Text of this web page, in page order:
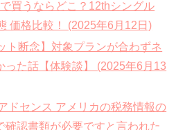
買うならどこ？12thシングル
価格比較！ (2025年6月12日)
ト断念】対象プランが合わずネ
った話【体験談】 (2025年6月13
ドセンス アメリカの税務情報の
認書類が必要ですと言われた